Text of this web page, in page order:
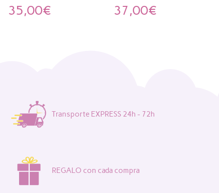
35,00€ 37,00€
Transporte EXPRESS 24h - 72h
REGALO con cada compra